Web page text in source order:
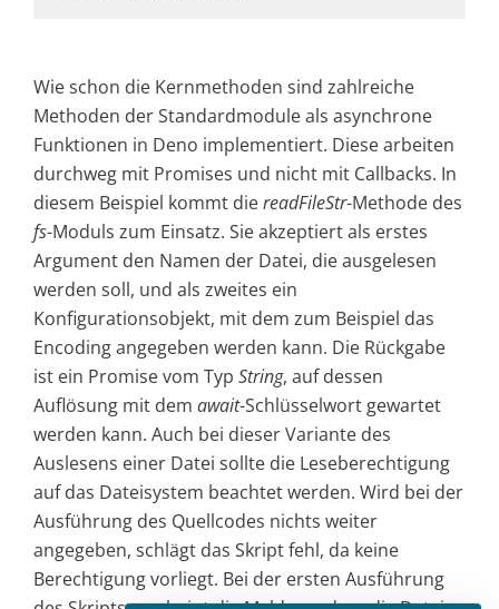
Wie schon die Kernmethoden sind zahlreiche
Methoden der Standardmodule als asynchrone
Funktionen in Deno implementiert. Diese arbeiten
durchweg mit Promises und nicht mit Callbacks. In
diesem Beispiel kommt diereadFileStr-Methode des
fs-Moduls zum Einsatz. Sie akzeptiert als erstes
Argument den Namen der Datei, die ausgelesen
werden soll, und als zweites ein
Konfigurationsobjekt, mit dem zum Beispiel das
Encoding angegeben werden kann. Die Rückgabe
ist ein Promise vom Typ String, auf dessen
Auflösung mit dem await-Schlüsselwort gewartet
werden kann. Auch bei dieser Variante des
Auslesens einer Datei sollte die Leseberechtigung
auf das Dateisystem beachtet werden. Wird bei der
Ausführung des Quellcodes nichts weiter
angegeben, schlägt das Skript fehl, da keine
Berechtigung vorliegt. Bei der ersten Ausführung